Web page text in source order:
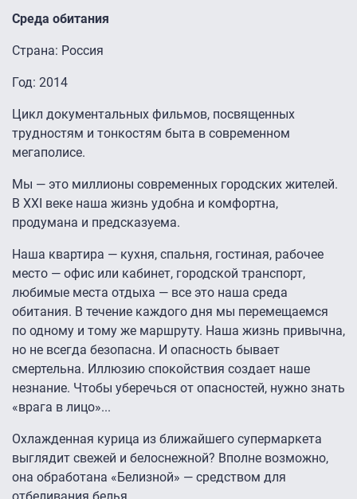
Среда обитания
Страна: Россия
Год: 2014
Цикл документальных фильмов, посвященных
трудностям и тонкостям быта в современном
мегаполисе.
Мы — это миллионы современных городских жителей.
В XXI веке наша жизнь удобна и комфортна,
продумана и предсказуема.
Наша квартира — кухня, спальня, гостиная, рабочее
место — офис или кабинет, городской транспорт,
любимые места отдыха — все это наша среда
обитания. В течение каждого дня мы перемещаемся
по одному и тому же маршруту. Наша жизнь привычна,
но не всегда безопасна. И опасность бывает
смертельна. Иллюзию спокойствия создает наше
незнание. Чтобы уберечься от опасностей, нужно знать
«врага в лицо»...
Охлажденная курица из ближайшего супермаркета
выглядит свежей и белоснежной? Вполне возможно,
она обработана «Белизной» — средством для